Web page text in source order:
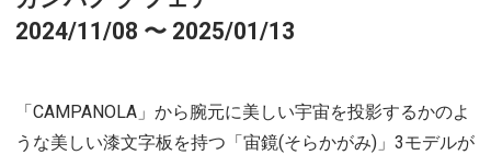
2024/11/08 〜 2025/01/13
「CAMPANOLA」から腕元に美しい宇宙を投影するかのよ
うな美しい漆文字板を持つ「宙鏡(そらかがみ)」3モデルが